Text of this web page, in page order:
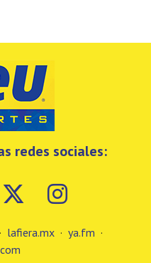
redes sociales:
· lafiera.mx · ya.fm ·